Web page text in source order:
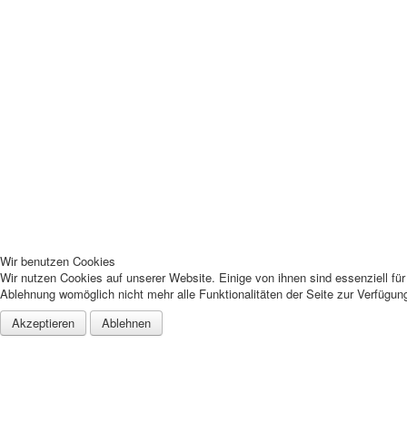
Wir benutzen Cookies
Wir nutzen Cookies auf unserer Website. Einige von ihnen sind essenziell
Ablehnung womöglich nicht mehr alle Funktionalitäten der Seite zur
Akzeptieren
Ablehnen